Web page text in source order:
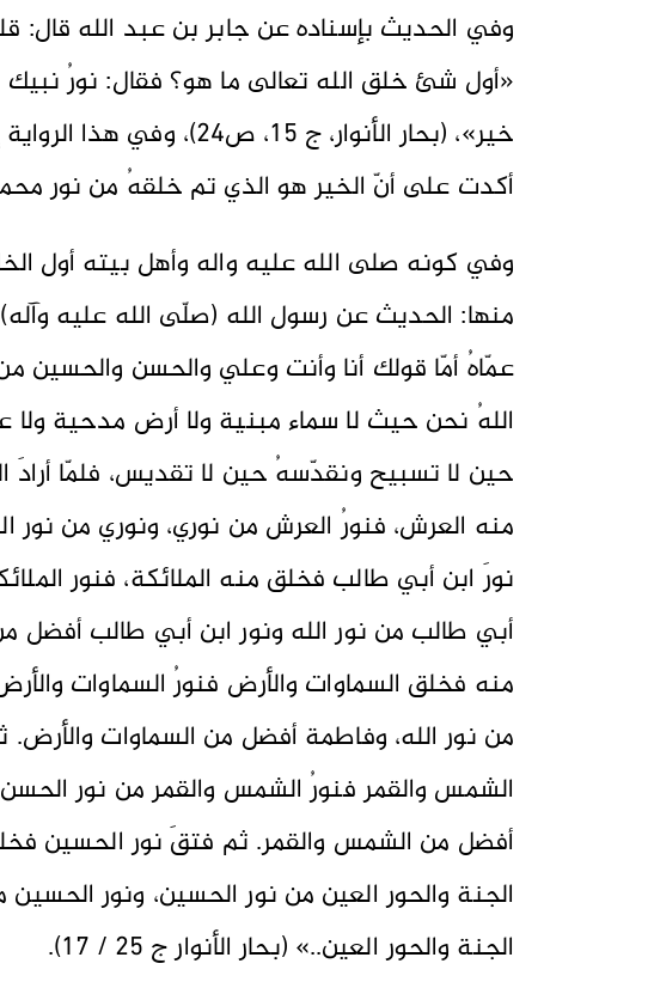
وفي الحديث بإسناده عن جابر بن عبد الله قال:
«أول شئ خلق الله تعالى ما هو؟ فقال: نورُ
خير»، (بحار الأنوار، ج ١٥،
أكدت على أنّ الخير هو الذي تم خلقهُ من نور
وفي كونه صلى الله عليه واله وأهل بيته أول
منها: الحديث عن رسول الله (صلّى الله عليه
عمّاهُ أمّا قولك أنا وأنت وعلي والحسن والحسين
اللهُ نحن حيث لا سماء مبنية ولا أرض مدحية ولا
حين لا تسبيح ونقدّسهُ حين لا تقديس، فلمّا أرادَ
منه العرش، فنورُ العرش من نوري، ونوري من نور
نورَ ابن أبي طالب فخلق منه الملائكة، فنور
أبي طالب من نور الله ونور ابن أبي طالب أفضل
منه فخلق السماوات والأرض فنورُ السماوات
من نور الله، وفاطمة أفضل من السماوات
الشمس والقمر فنورُ الشمس والقمر من نور
أفضل من الشمس والقمر. ثم فتقَ نور الحسين
الجنة والحور العين من نور الحسين، ونور
الجنة والحور العين..» (بحار الأنوار ج 25 / 17).